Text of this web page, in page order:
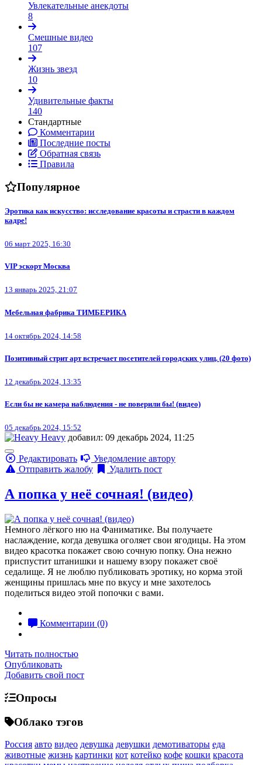
Увлекательные анекдоты
8
Смешные видео
107
Жизнь звезд
10
Удивительные факты
140
Стандартные
Комментарии
Последние посты
Обратная связь
Правила
Популярное
Эротика как искусство: исследование красоты и страсти в каждом
кадре!
06 март 2025, 16:30
VIP эскорт Москва
13 январь 2025, 21:07
Мебельная фабрика ТИМБЕРИКА
14 октябрь 2024, 14:58
Позитивный стрит арт встречает посетителей городских улиц. (20 фото)
12 декабрь 2024, 13:35
Если бы не камера наблюдения - не поверили бы! (видео)
05 декабрь 2024, 15:52
Heavy добавил: 09 декабрь 2024, 11:25
Редактировать
Уведомление автору
Отправить жалобу
Удалить пост
А попка у неё сочная! (видео)
Немного лёгкого ню на Фаниматике. Вы получаете
наслаждение, когда девушка оголяет свои ягодицы. На этом
видео красотка покажет свою сочную попку. Она нежно
приспустит штанишки и нашему взору покажет своё
седалище. Я не люблю публиковать эротику, но корма этой
женщины пришлась мне по вкусу и мне захотелось
поделиться видео этой попочки с вами.
Комментарии (0)
Читать полностью
Опубликовать
Добавить свой пост
Опросы
Облако тэгов
Россия авто видео девушка девушки демотиваторы еда
животные жизнь картинки кот котейко кофе кошки красота